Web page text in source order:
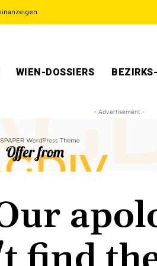
WIEN-DOSSIERS
- Advertisement -